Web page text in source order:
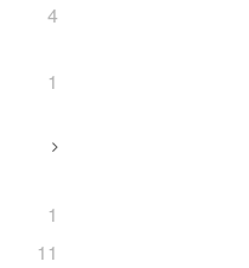
4
1
1
11